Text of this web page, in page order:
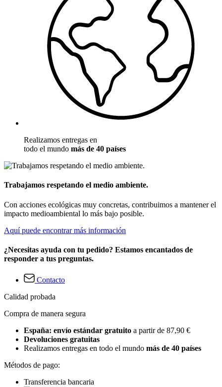
Realizamos entregas en
todo el mundo más de 40 países
Trabajamos respetando el medio ambiente.
Con acciones ecológicas muy concretas, contribuimos a mantener el
impacto medioambiental lo más bajo posible.
Aquí puede encontrar más información
¿Necesitas ayuda con tu pedido? Estamos encantados de
responder a tus preguntas.
Contacto
Calidad probada
Compra de manera segura
España: envío estándar gratuito a partir de 87,90 €
Devoluciones gratuitas
Realizamos entregas en todo el mundo más de 40 países
Métodos de pago:
Transferencia bancaria